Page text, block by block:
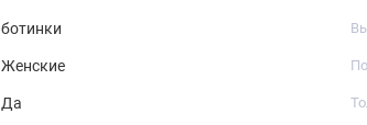
ботинки
Женские
Да